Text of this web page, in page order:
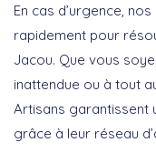
En cas d’urgence,
rapidement pour
Jacou. Que vous
inattendue ou à tout
Artisans garantissent
grâce à leur réseau